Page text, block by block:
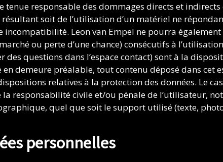
tenue responsable des dommages directs et
résultant soit de l’utilisation d’un matériel ne
incompatibilité. Leon van Empel ne pourra
ou perte d’une chance) consécutifs à
questions dans l’espace contact) sont à la
demeure préalable, tout contenu déposé dans
relatives à la protection des données. Le
responsabilité civile et/ou pénale de l’utilisateur,
quel que soit le support utilisé (texte,
personnelles